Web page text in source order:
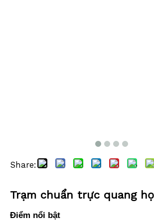
Share:
Trạm chuẩn trực quang
Điểm nổi bật